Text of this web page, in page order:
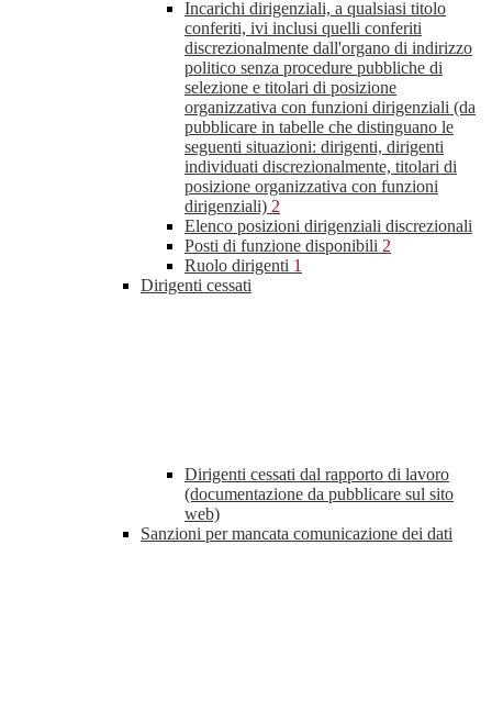
Incarichi dirigenziali, a qualsiasi titolo
conferiti, ivi inclusi quelli conferiti
discrezionalmente dall'organo di indirizzo
politico senza procedure pubbliche di
selezione e titolari di posizione
organizzativa con funzioni dirigenziali (da
pubblicare in tabelle che distinguano le
seguenti situazioni: dirigenti, dirigenti
individuati discrezionalmente, titolari di
posizione organizzativa con funzioni
dirigenziali) 2
Elenco posizioni dirigenziali discrezionali
Posti di funzione disponibili 2
Ruolo dirigenti 1
Dirigenti cessati
Dirigenti cessati dal rapporto di lavoro
(documentazione da pubblicare sul sito
web)
Sanzioni per mancata comunicazione dei dati